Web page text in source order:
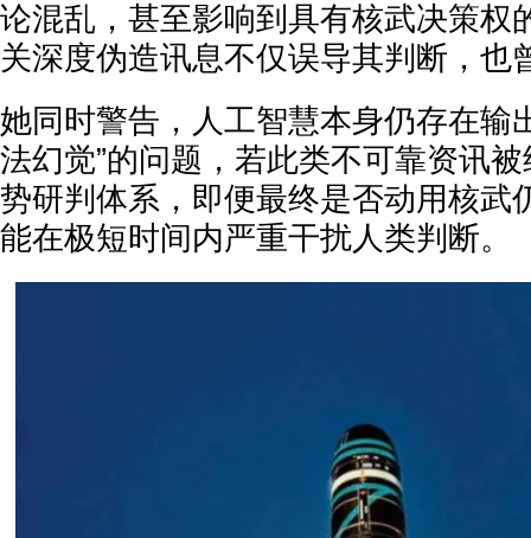
论混乱，甚至影响到具有核武决策权
关深度伪造讯息不仅误导其判断，也
她同时警告，人工智慧本身仍存在输
法幻觉”的问题，若此类不可靠资讯
势研判体系，即便最终是否动用核武
能在极短时间内严重干扰人类判断。